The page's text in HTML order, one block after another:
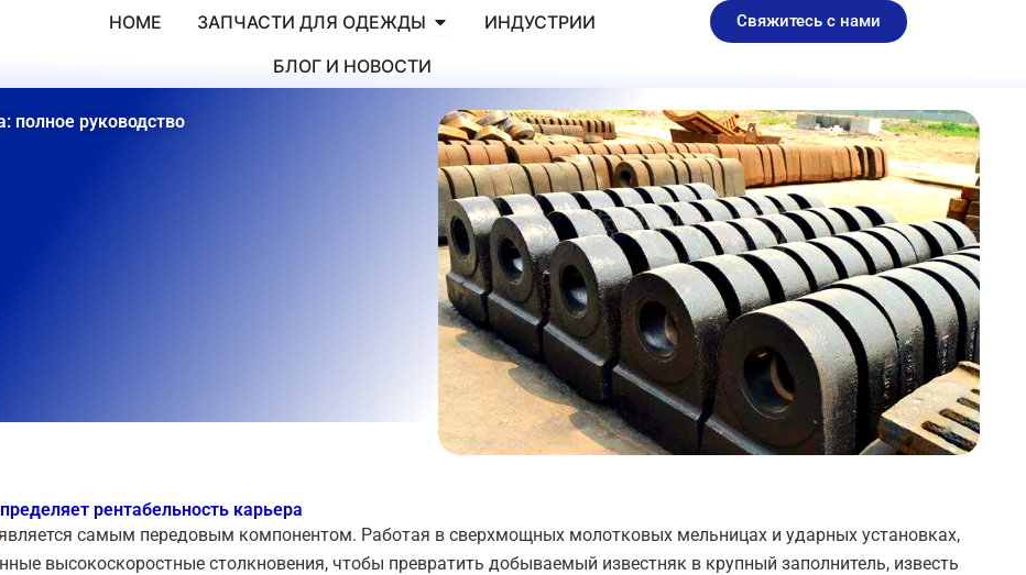
HOME ЗАПЧАСТИ ДЛЯ ОДЕЖДЫ Abierto WEAR PARTS
ИНДУСТРИИ
БЛОГ И НОВОСТИ
Свяжитесь с нами
полное руководство
рентабельность карьера
самым передовым компонентом. Работая в сверхмощных молотковых мельницах и ударных установках,
высокоскоростные столкновения, чтобы превратить добываемый известняк в крупный заполнитель, известь